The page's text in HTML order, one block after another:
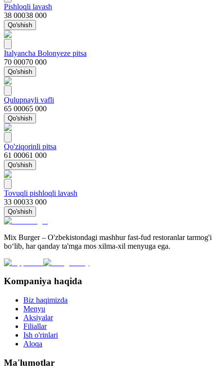
Pishloqli lavash
38 00038 000
Qo'shish
Italyancha Bolonyeze pitsa
70 00070 000
Qo'shish
Qulupnayli vafli
65 00065 000
Qo'shish
Qo'ziqorinli pitsa
61 00061 000
Qo'shish
Tovuqli pishloqli lavash
33 00033 000
Qo'shish
Mix Burger – O'zbekistondagi mashhur fast-fud restoranlar tarmog'i
bo‘lib, har qanday ta'mga mos xilma-xil menyuga ega.
Kompaniya haqida
Biz haqimizda
Menyu
Aksiyalar
Filiallar
Ish o'rinlari
Aloqa
Ma'lumotlar